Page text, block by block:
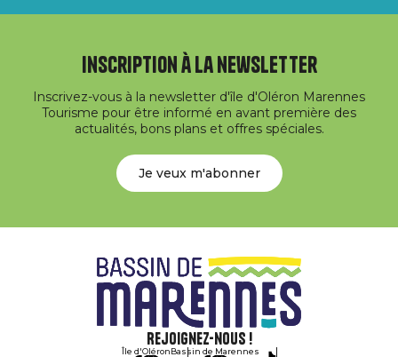
Inscription à la newsletter
Inscrivez-vous à la newsletter d'île d'Oléron Marennes
Tourisme pour être informé en avant première des
actualités, bons plans et offres spéciales.
Je veux m'abonner
Rejoignez-nous !
Île d'OléronBassin de Marennes